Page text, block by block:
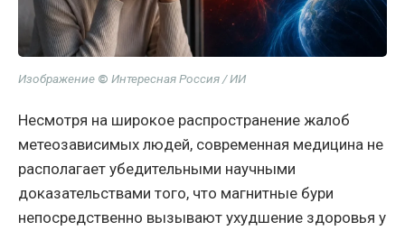
Изображение © Интересная Россия / ИИ
Несмотря на широкое распространение жалоб
метеозависимых людей, современная медицина не
располагает убедительными научными
доказательствами того, что магнитные бури
непосредственно вызывают ухудшение здоровья у